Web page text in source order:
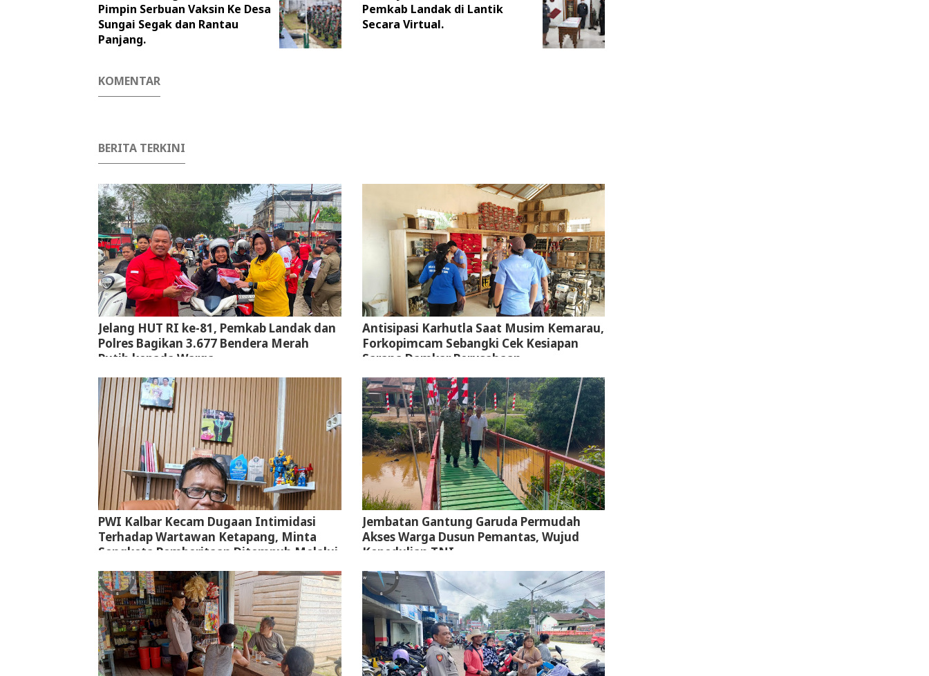
Pimpin Serbuan Vaksin Ke Desa
Sungai Segak dan Rantau
Panjang.
Pemkab Landak di Lantik
Secara Virtual.
KOMENTAR
BERITA TERKINI
Jelang HUT RI ke-81, Pemkab Landak dan
Polres Bagikan 3.677 Bendera Merah
Putih kepada Warga
Antisipasi Karhutla Saat Musim Kemarau,
Forkopimcam Sebangki Cek Kesiapan
Sarana Damkar Perusahaan
PWI Kalbar Kecam Dugaan Intimidasi
Terhadap Wartawan Ketapang, Minta
Sengketa Pemberitaan Ditempuh Melalui
Jalur Hukum
Jembatan Gantung Garuda Permudah
Akses Warga Dusun Pemantas, Wujud
Kepedulian TNI